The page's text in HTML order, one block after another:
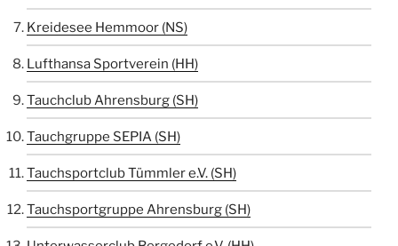
Kreidesee Hemmoor (NS)
Lufthansa Sportverein (HH)
Tauchclub Ahrensburg (SH)
Tauchgruppe SEPIA (SH)
Tauchsportclub Tümmler e.V. (SH)
Tauchsportgruppe Ahrensburg (SH)